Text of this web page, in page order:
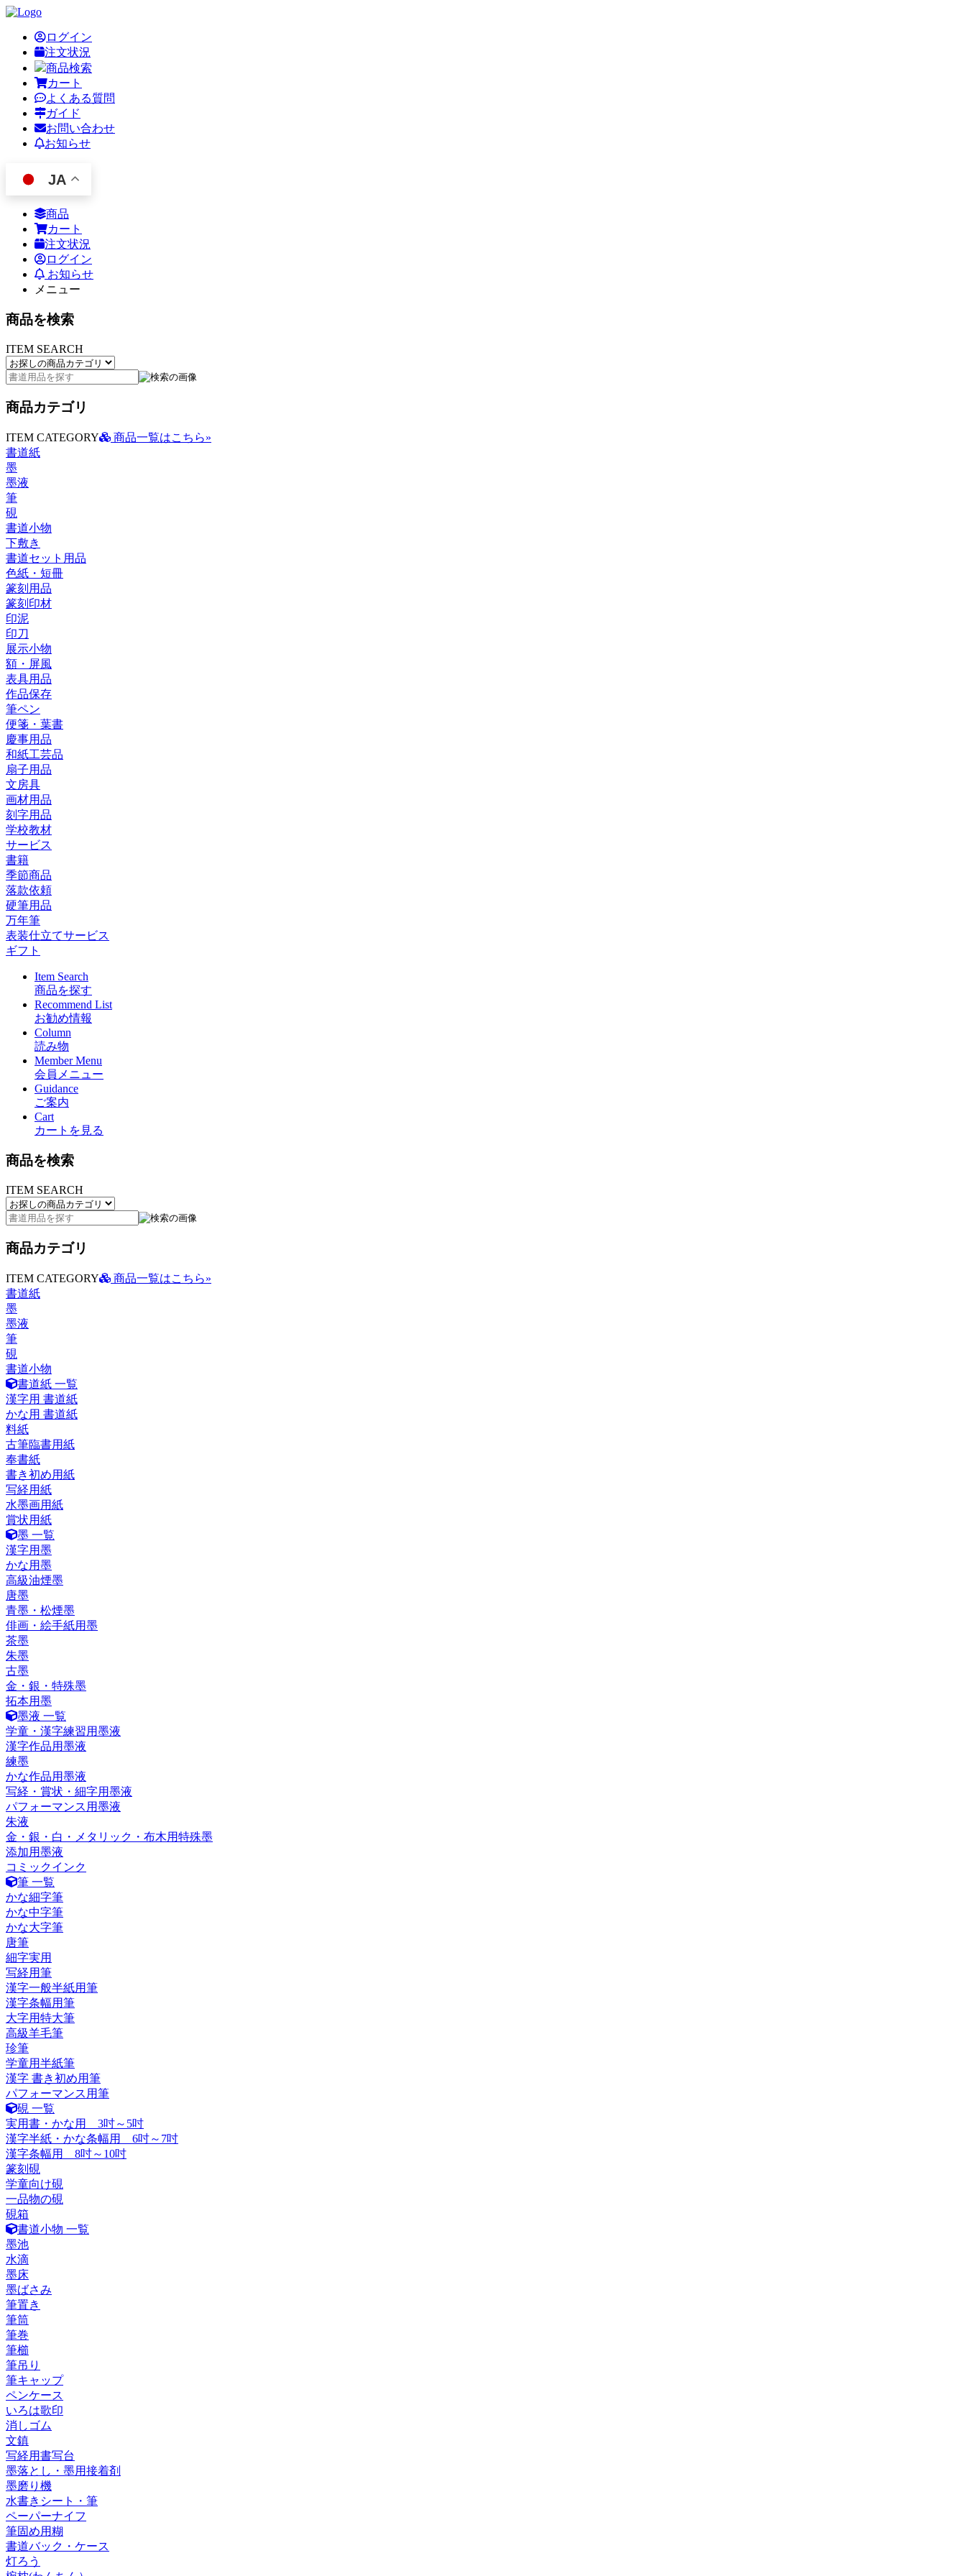
ログイン
注文状況
商品検索
カート
よくある質問
ガイド
お問い合わせ
お知らせ
JA
商品
カート
注文状況
ログイン
お知らせ
メニュー
商品を検索
ITEM SEARCH
商品カテゴリ
ITEM CATEGORY
商品一覧はこちら»
書道紙
墨
墨液
筆
硯
書道小物
下敷き
書道セット用品
色紙・短冊
篆刻用品
篆刻印材
印泥
印刀
展示小物
額・屏風
表具用品
作品保存
筆ペン
便箋・葉書
慶事用品
和紙工芸品
扇子用品
文房具
画材用品
刻字用品
学校教材
サービス
書籍
季節商品
落款依頼
硬筆用品
万年筆
表装仕立てサービス
ギフト
Item Search
商品を探す
Recommend List
お勧め情報
Column
読み物
Member Menu
会員メニュー
Guidance
ご案内
Cart
カートを見る
商品を検索
ITEM SEARCH
商品カテゴリ
ITEM CATEGORY
商品一覧はこちら»
書道紙
墨
墨液
筆
硯
書道小物
書道紙 一覧
漢字用 書道紙
かな用 書道紙
料紙
古筆臨書用紙
奉書紙
書き初め用紙
写経用紙
水墨画用紙
賞状用紙
墨 一覧
漢字用墨
かな用墨
高級油煙墨
唐墨
青墨・松煙墨
俳画・絵手紙用墨
茶墨
朱墨
古墨
金・銀・特殊墨
拓本用墨
墨液 一覧
学童・漢字練習用墨液
漢字作品用墨液
練墨
かな作品用墨液
写経・賞状・細字用墨液
パフォーマンス用墨液
朱液
金・銀・白・メタリック・布木用特殊墨
添加用墨液
コミックインク
筆 一覧
かな細字筆
かな中字筆
かな大字筆
唐筆
細字実用
写経用筆
漢字一般半紙用筆
漢字条幅用筆
大字用特大筆
高級羊毛筆
珍筆
学童用半紙筆
漢字 書き初め用筆
パフォーマンス用筆
硯 一覧
実用書・かな用 3吋～5吋
漢字半紙・かな条幅用 6吋～7吋
漢字条幅用 8吋～10吋
篆刻硯
学童向け硯
一品物の硯
硯箱
書道小物 一覧
墨池
水滴
墨床
墨ばさみ
筆置き
筆筒
筆巻
筆櫛
筆吊り
筆キャップ
ペンケース
いろは歌印
消しゴム
文鎮
写経用書写台
墨落とし・墨用接着剤
墨磨り機
水書きシート・筆
ペーパーナイフ
筆固め用糊
書道バック・ケース
灯ろう